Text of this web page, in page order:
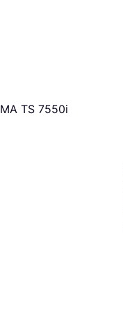
TS 7550i